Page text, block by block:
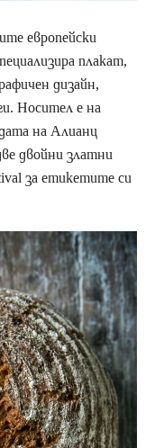
европейски
плакат,
дизайн,
Носител е на
на Алианц
двойни златни
за етикетите си